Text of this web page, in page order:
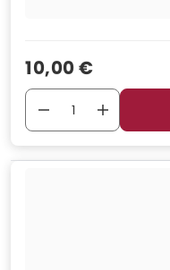
Verkaufspreis
10,00 €